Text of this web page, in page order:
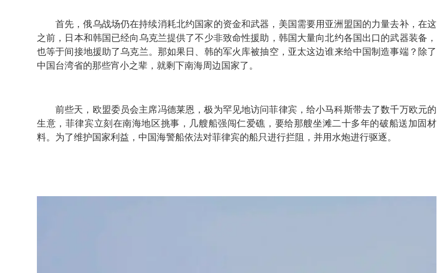
首先，俄乌战场仍在持续消耗北约国家的资金和武器，美国需要用亚洲盟国的力量去补，在这
之前，日本和韩国已经向乌克兰提供了不少非致命性援助，韩国大量向北约各国出口的武器装备，
也等于间接地援助了乌克兰。那如果日、韩的军火库被抽空，亚太这边谁来给中国制造事端？除了
中国台湾省的那些宵小之辈，就剩下南海周边国家了。
前些天，欧盟委员会主席冯德莱恩，极为罕见地访问菲律宾，给小马科斯带去了数千万欧元的
生意，菲律宾立刻在南海地区挑事，几艘船强闯仁爱礁，要给那艘坐滩二十多年的破船送加固材
料。为了维护国家利益，中国海警船依法对菲律宾的船只进行拦阻，并用水炮进行驱逐。